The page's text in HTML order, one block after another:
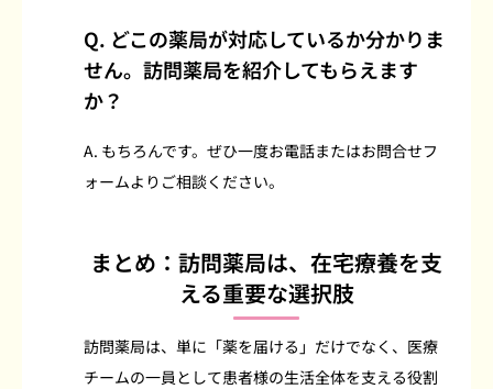
Q. どこの薬局が対応しているか分かりま
せん。訪問薬局を紹介してもらえます
か？
A. もちろんです。ぜひ一度お電話またはお問合せフ
ォームよりご相談ください。
まとめ：訪問薬局は、在宅療養を支
える重要な選択肢
訪問薬局は、単に「薬を届ける」だけでなく、医療
チームの一員として患者様の生活全体を支える役割